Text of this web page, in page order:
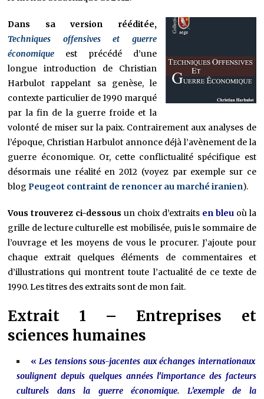
Dans sa version rééditée,
Techniques offensives et guerre
économique
est précédé d’une
longue introduction de Christian
Harbulot rappelant sa genèse, le
contexte particulier de 1990 marqué
par la fin de la guerre froide et la
volonté de miser sur la paix. Contrairement aux analyses de
l’époque, Christian Harbulot annonce déjà l’avènement de la
guerre économique. Or, cette conflictualité spécifique est
désormais une réalité en 2012 (voyez par exemple sur ce
blogPeugeot contraint de renoncer au marché iranien).
Vous trouverez ci-dessous un choix d’extraits en bleuoù la
grille de lecture culturelle est mobilisée, puis le sommaire de
l’ouvrage et les moyens de vous le procurer. J’ajoute pour
chaque extrait quelques éléments de commentaires et
d’illustrations qui montrent toute l’actualité de ce texte de
1990. Les titres des extraits sont de mon fait.
Extrait 1 – Entreprises et
sciences humaines
«Les tensions sous-jacentes aux échanges internationaux
soulignent depuis quelques années l’importance des facteurs
culturels dans la guerre économique. L’exemple de la